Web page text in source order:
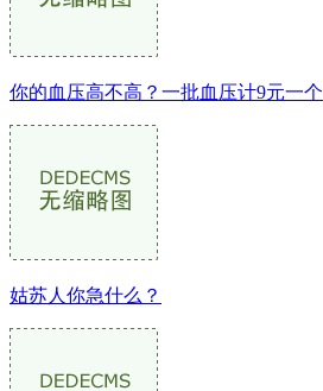
你的血压高不高？一批血压计9元一个
姑苏人你急什么？